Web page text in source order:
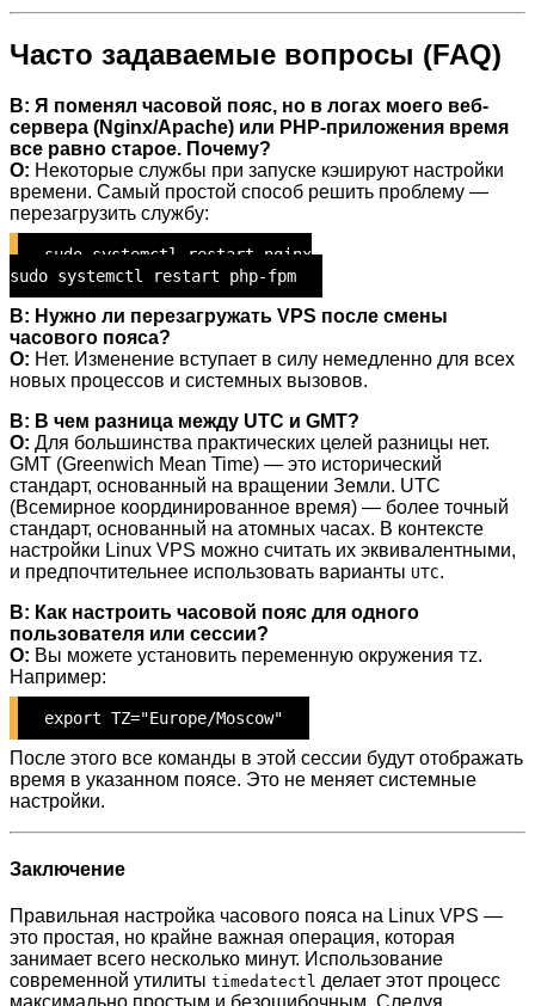
Часто задаваемые вопросы (FAQ)
В: Я поменял часовой пояс, но в логах моего веб-
сервера (Nginx/Apache) или PHP-приложения время
все равно старое. Почему?
О: Некоторые службы при запуске кэшируют настройки
времени. Самый простой способ решить проблему —
перезагрузить службу:
sudo systemctl restart nginx
sudo systemctl restart php-fpm
В: Нужно ли перезагружать VPS после смены
часового пояса?
О: Нет. Изменение вступает в силу немедленно для всех
новых процессов и системных вызовов.
В: В чем разница между UTC и GMT?
О: Для большинства практических целей разницы нет.
GMT (Greenwich Mean Time) — это исторический
стандарт, основанный на вращении Земли. UTC
(Всемирное координированное время) — более точный
стандарт, основанный на атомных часах. В контексте
настройки Linux VPS можно считать их эквивалентными,
и предпочтительнее использовать варианты UTC.
В: Как настроить часовой пояс для одного
пользователя или сессии?
О: Вы можете установить переменную окружения TZ.
Например:
export TZ="Europe/Moscow"
После этого все команды в этой сессии будут отображать
время в указанном поясе. Это не меняет системные
настройки.
Заключение
Правильная настройка часового пояса на Linux VPS —
это простая, но крайне важная операция, которая
занимает всего несколько минут. Использование
современной утилиты timedatectl делает этот процесс